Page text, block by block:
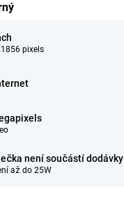
pixels
není součástí dodávky
až do 25W